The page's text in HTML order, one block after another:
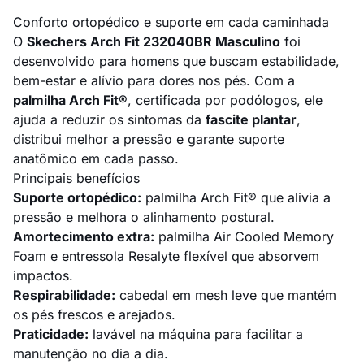
Conforto ortopédico e suporte em cada caminhada
O Skechers Arch Fit 232040BR Masculino foi
desenvolvido para homens que buscam estabilidade,
bem-estar e alívio para dores nos pés. Com a
palmilha Arch Fit®, certificada por podólogos, ele
ajuda a reduzir os sintomas da fascite plantar,
distribui melhor a pressão e garante suporte
anatômico em cada passo.
Principais benefícios
Suporte ortopédico: palmilha Arch Fit® que alivia a
pressão e melhora o alinhamento postural.
Amortecimento extra: palmilha Air Cooled Memory
Foam e entressola Resalyte flexível que absorvem
impactos.
Respirabilidade: cabedal em mesh leve que mantém
os pés frescos e arejados.
Praticidade: lavável na máquina para facilitar a
manutenção no dia a dia.